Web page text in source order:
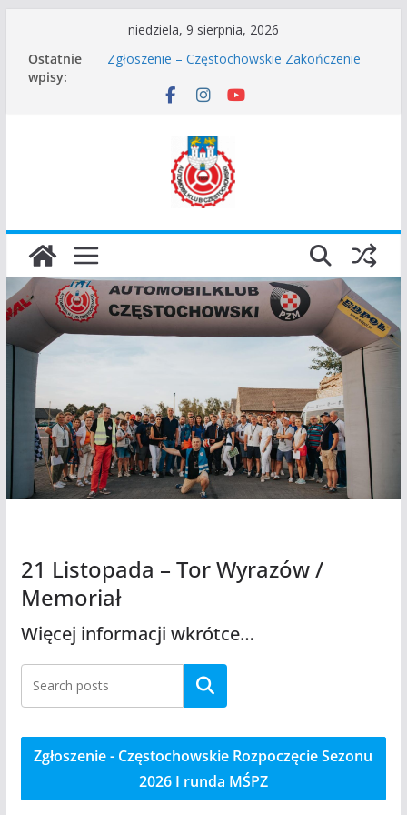
treści
niedziela, 9 sierpnia, 2026
Ostatnie
wpisy:
Zgłoszenie – Częstochowskie Zakończenie
45 Rajd Częstochowski zostaje odwołany.
I Gliwicki Classic Sprint o Puchar Prezydenta
Miasta Gliwice
Częstochowskie Rozpoczęcie Sezonu 2026
21 Listopada – Tor Wyrazów /
Memoriał
Więcej informacji wkrótce…
Szukaj
Zgłoszenie - Częstochowskie Rozpoczęcie Sezonu
2026 I runda MŚPZ